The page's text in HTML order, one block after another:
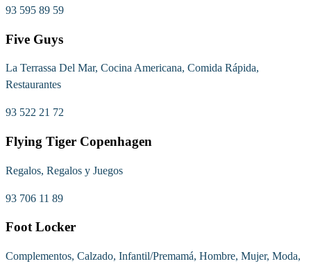
93 595 89 59
Five Guys
La Terrassa Del Mar, Cocina Americana, Comida Rápida,
Restaurantes
93 522 21 72
Flying Tiger Copenhagen
Regalos, Regalos y Juegos
93 706 11 89
Foot Locker
Complementos, Calzado, Infantil/Premamá, Hombre, Mujer, Moda,